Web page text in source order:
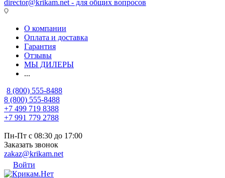
director@krikam.net - для общих вопросов
О компании
Оплата и доставка
Гарантия
Отзывы
МЫ ДИЛЕРЫ
...
8 (800) 555-8488
8 (800) 555-8488
+7 499 719 8388
+7 991 779 2788
Пн-Пт с 08:30 до 17:00
Заказать звонок
zakaz@krikam.net
Войти